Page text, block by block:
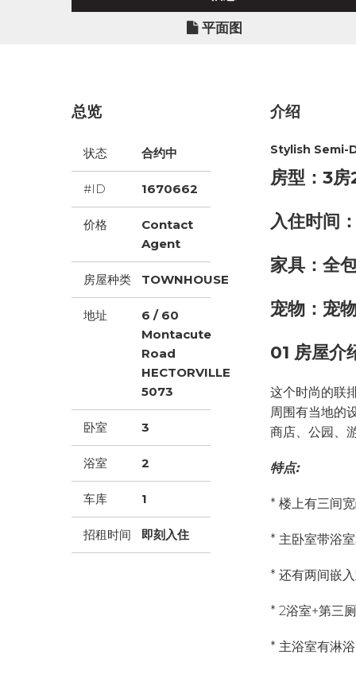
平面图
总览
状态 合约中
#ID 1670662
价格
Contact
Agent
房屋种类 TOWNHOUSE
地址
6 / 60
Montacute
Road
HECTORVILLE
5073
卧室 3
浴室 2
车库 1
招租时间 即刻入住
介绍
Stylish Semi-
房型：3房
入住时间
家具：全
宠物：宠
01 房屋介
这个时尚的联
周围有当地的
商店、公园、
特点:
* 楼上有三间
* 主卧室带浴
* 还有两间嵌
* 2浴室+第三
* 主浴室有淋